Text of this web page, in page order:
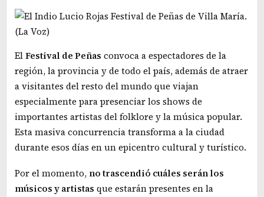
ElFestival de Peñas convoca a espectadores de la
región, la provincia y de todo el país, además de atraer
a visitantes del resto del mundo que viajan
especialmente para presenciar los shows de
importantes artistas del folklore y la música popular.
Esta masiva concurrencia transforma a la ciudad
durante esos días en un epicentro cultural y turístico.
Por el momento, no trascendió cuáles serán los
músicos y artistas que estarán presentes en la